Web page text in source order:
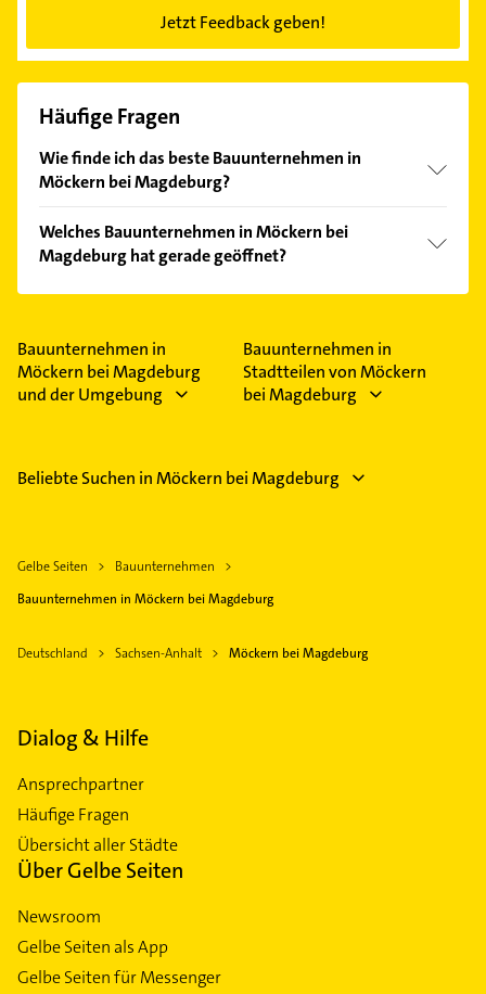
Jetzt Feedback geben!
Häufige Fragen
Wie finde ich das beste Bauunternehmen in
Möckern bei Magdeburg?
Kundenmeinungen und profitieren Sie von den
Empfehlungen. Die Suchergebnisse können Sie sich
einfach nachBewertungensortiert anzeigen lassen.
Welches Bauunternehmen in Möckern bei
Magdeburg hat gerade geöffnet?
Im Anbieter-Bereich finden Sie alleÖffnungszeiten.
Feiertagen abweichen können.
Bauunternehmen in
Möckern bei Magdeburg
und der Umgebung
Bauunternehmen in
Stadtteilen von Möckern
bei Magdeburg
Beliebte Suchen in Möckern bei Magdeburg
Gelbe Seiten
Bauunternehmen
Bauunternehmen in Möckern bei Magdeburg
Deutschland Sachsen-Anhalt Möckern bei Magdeburg
Dialog & Hilfe
Ansprechpartner
Häufige Fragen
Übersicht aller Städte
Über Gelbe Seiten
Newsroom
Gelbe Seiten als App
Gelbe Seiten für Messenger